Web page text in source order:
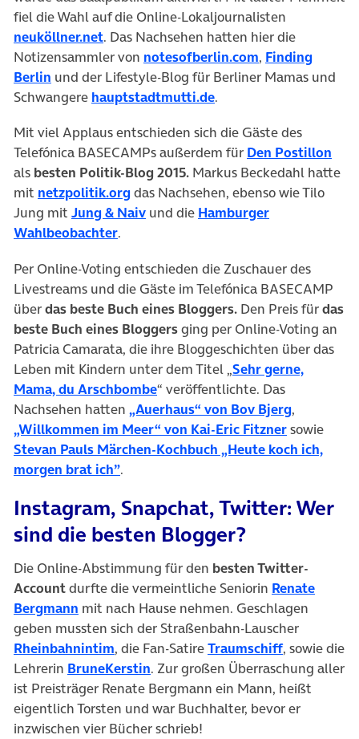
fiel die Wahl auf die Online-Lokaljournalisten
neuköllner.net. Das Nachsehen hatten hier die
Notizensammler von notesofberlin.com, Finding
Berlin und der Lifestyle-Blog für Berliner Mamas und
Schwangere hauptstadtmutti.de.
Mit viel Applaus entschieden sich die Gäste des
Telefónica BASECAMPs außerdem für Den Postillon
als besten Politik-Blog 2015. Markus Beckedahl hatte
mit netzpolitik.orgdas Nachsehen, ebenso wie Tilo
Jung mit Jung & Naiv und die Hamburger
Wahlbeobachter.
Per Online-Voting entschieden die Zuschauer des
Livestreams und die Gäste im Telefónica BASECAMP
überdas beste Buch eines Bloggers. Den Preis fürdas
beste Buch eines Bloggersging per Online-Voting an
Patricia Camarata, die ihre Bloggeschichten über das
Leben mit Kindern unter dem Titel „Sehr gerne,
Mama, du Arschbombe“ veröffentlichte. Das
Nachsehen hatten „Auerhaus“ von Bov Bjerg,
„Willkommen im Meer“ von Kai-Eric Fitznersowie
Stevan Pauls Märchen-Kochbuch „Heute koch ich,
morgen brat ich”.
Instagram, Snapchat, Twitter: Wer
sind die besten Blogger?
Die Online-Abstimmung für den besten Twitter-
Accountdurfte die vermeintliche Seniorin Renate
Bergmann mit nach Hause nehmen. Geschlagen
geben mussten sich der Straßenbahn-Lauscher
Rheinbahnintim, die Fan-SatireTraumschiff, sowie die
Lehrerin BruneKerstin. Zur großen Überraschung aller
ist Preisträger Renate Bergmann ein Mann, heißt
eigentlich Torsten und war Buchhalter, bevor er
inzwischen vier Bücher schrieb!